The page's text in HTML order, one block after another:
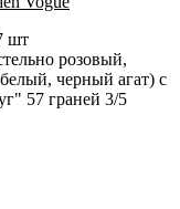
шт
розовый,
черный агат) с
57 граней 3/5